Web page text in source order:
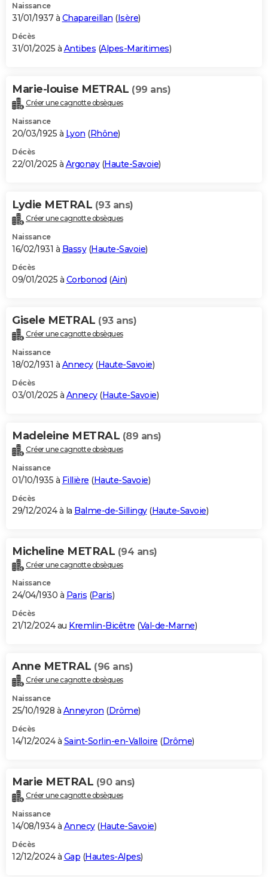
Naissance
31/01/1937 à Chapareillan (Isère)
Décès
31/01/2025 à Antibes (Alpes-Maritimes)
Marie-louise METRAL (99 ans)
Créer une cagnotte obsèques
Naissance
20/03/1925 à Lyon (Rhône)
Décès
22/01/2025 à Argonay(Haute-Savoie)
Lydie METRAL (93 ans)
Créer une cagnotte obsèques
Naissance
16/02/1931 à Bassy(Haute-Savoie)
Décès
09/01/2025 à Corbonod (Ain)
Gisele METRAL (93 ans)
Créer une cagnotte obsèques
Naissance
18/02/1931 à Annecy(Haute-Savoie)
Décès
03/01/2025 à Annecy(Haute-Savoie)
Madeleine METRAL (89 ans)
Créer une cagnotte obsèques
Naissance
01/10/1935 à Fillière (Haute-Savoie)
Décès
29/12/2024 à la Balme-de-Sillingy(Haute-Savoie)
Micheline METRAL (94 ans)
Créer une cagnotte obsèques
Naissance
24/04/1930 à Paris (Paris)
Décès
21/12/2024 au Kremlin-Bicêtre (Val-de-Marne)
Anne METRAL (96 ans)
Créer une cagnotte obsèques
Naissance
25/10/1928 à Anneyron (Drôme)
Décès
14/12/2024 à Saint-Sorlin-en-Valloire (Drôme)
Marie METRAL (90 ans)
Créer une cagnotte obsèques
Naissance
14/08/1934 à Annecy(Haute-Savoie)
Décès
12/12/2024 à Gap (Hautes-Alpes)